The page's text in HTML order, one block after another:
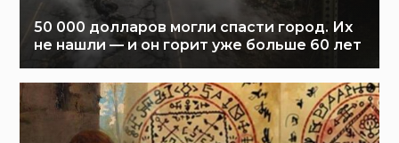
50 000 долларов могли спасти город. Их
не нашли — и он горит уже больше 60 лет